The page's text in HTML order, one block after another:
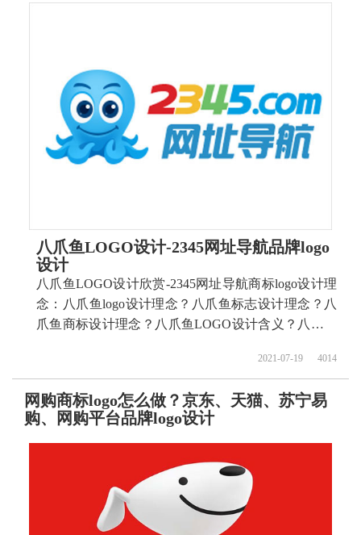
牌？
八爪鱼LOGO设计-2345网址导航品牌logo
设计
八爪鱼LOGO设计欣赏-2345网址导航商标logo设计理
念：八爪鱼logo设计理念？八爪鱼标志设计理念？八
爪鱼商标设计理念？八爪鱼LOGO设计含义？八爪鱼
鱼商标？如何设计八爪鱼标志？如何设计八爪鱼
2021-07-19 4014
网购商标logo怎么做？京东、天猫、苏宁易
购、网购平台品牌logo设计